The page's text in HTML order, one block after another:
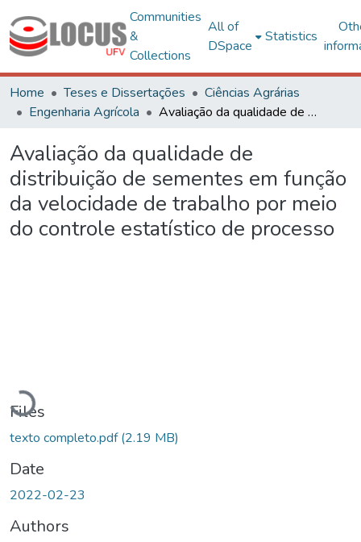
Communities
&
Collections
All of
DSpace
Statistics
Home Teses e Dissertações
Ciências Agrárias
Engenharia Agrícola
Avaliação da qualidade de distribuição de sementes em função da velocidade de trabalho por meio do controle estatístico de processo
Avaliação da qualidade de
distribuição de sementes em função
da velocidade de trabalho por meio
do controle estatístico de processo
Loading...
Files
texto completo.pdf(2.19 MB)
Date
2022-02-23
Authors